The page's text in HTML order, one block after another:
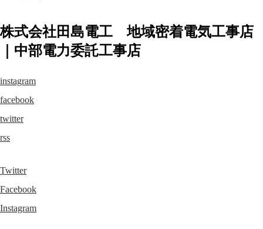
株式会社田島電工 地域密着電気工事店
｜中部電力委託工事店
instagram
facebook
twitter
rss
Twitter
Facebook
Instagram